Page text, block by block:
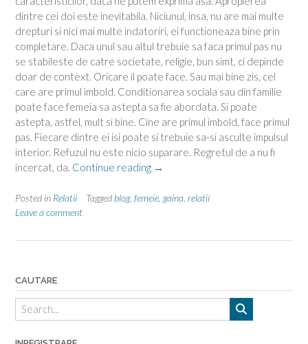
dintre cei doi este inevitabila. Niciunul, insa, nu are mai multe
drepturi si nici mai multe indatoriri, ei functioneaza bine prin
completare. Daca unul sau altul trebuie sa faca primul pas nu
se stabileste de catre societate, religie, bun simt, ci depinde
doar de context. Oricare il poate face. Sau mai bine zis, cel
care are primul imbold. Conditionarea sociala sau din familie
poate face femeia sa astepta sa fie abordata. Si poate
astepta, astfel, mult si bine. Cine are primul imbold, face primul
pas. Fiecare dintre ei isi poate si trebuie sa-si asculte impulsul
interior. Refuzul nu este nicio suparare. Regretul de a nu fi
incercat, da. Continue reading “Primul
ea
→
Posted in Relatii Tagged blog, femeie gaina relatii
Leave a comment
CAUTARE